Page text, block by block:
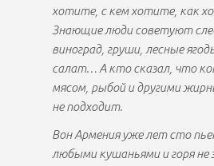
хотите, с кем хотите, как
Знающие люди советуют
виноград, груши, лесные
салат… А кто сказал, что
мясом, рыбой и другими
не подходит.
Вон Армения уже лет сто
любыми кушаньями и горя не